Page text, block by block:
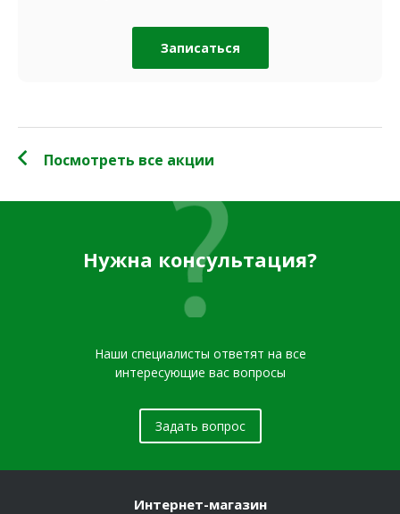
Записаться
Посмотреть все акции
Нужна консультация?
Наши специалисты ответят на все
интересующие вас вопросы
Задать вопрос
Интернет-магазин